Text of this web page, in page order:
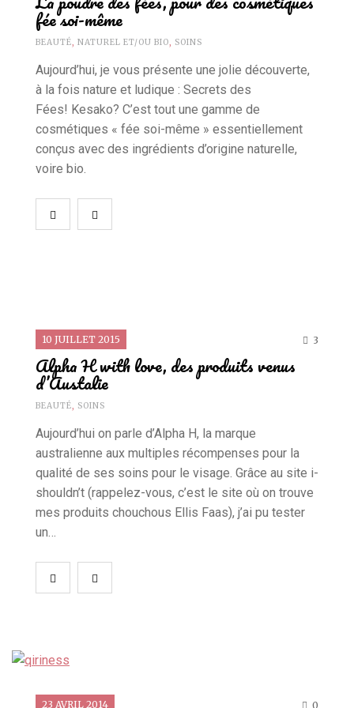
fée soi-même
BEAUTÉ, NATUREL ET/OU BIO, SOINS
Aujourd’hui, je vous présente une jolie découverte,
à la fois nature et ludique : Secrets des
Fées! Kesako? C’est tout une gamme de
cosmétiques « fée soi-même » essentiellement
conçus avec des ingrédients d’origine naturelle,
voire bio.
10 JUILLET 2015 3
Alpha H with love, des produits venus
d’Austalie
BEAUTÉ, SOINS
Aujourd’hui on parle d’Alpha H, la marque
australienne aux multiples récompenses pour la
qualité de ses soins pour le visage. Grâce au site i-
shouldn’t (rappelez-vous, c’est le site où on trouve
mes produits chouchous Ellis Faas), j’ai pu tester
un…
23 AVRIL 2014 0